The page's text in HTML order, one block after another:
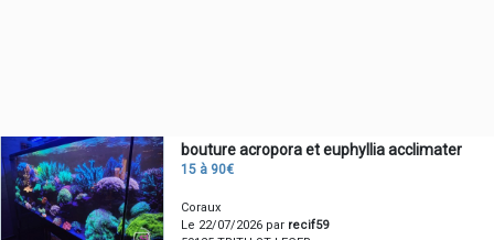
bouture acropora et euphyllia acclimater
15 à 90€
Coraux
Le 22/07/2026 par recif59